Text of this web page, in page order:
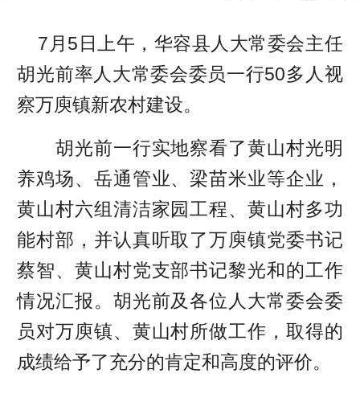
7月5日上午，华容县人大常委会主任
胡光前率人大常委会委员一行50多人视
察万庾镇新农村建设。
胡光前一行实地察看了黄山村光明
养鸡场、岳通管业、梁苗米业等企业，
黄山村六组清洁家园工程、黄山村多功
能村部，并认真听取了万庾镇党委书记
蔡智、黄山村党支部书记黎光和的工作
情况汇报。胡光前及各位人大常委会委
员对万庾镇、黄山村所做工作，取得的
成绩给予了充分的肯定和高度的评价。